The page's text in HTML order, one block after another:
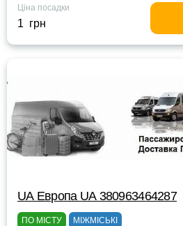
Ціна посадки
1 грн
UА Европа UА 380963464287
ПО МІСТУ МІЖМІСЬКІ